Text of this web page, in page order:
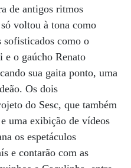
de antigos ritmos
voltou à tona como
sofisticados como o
e o gaúcho Renato
sua gaita ponto, uma
Os dois
do Sesc, que também
uma exibição de vídeos
os espetáculos
e contarão com as